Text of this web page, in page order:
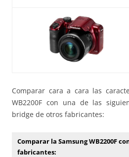
Comparar cara a cara las
WB2200F con una de las
bridge de otros fabricantes:
Comparar la Samsung WB2200F
fabricantes: